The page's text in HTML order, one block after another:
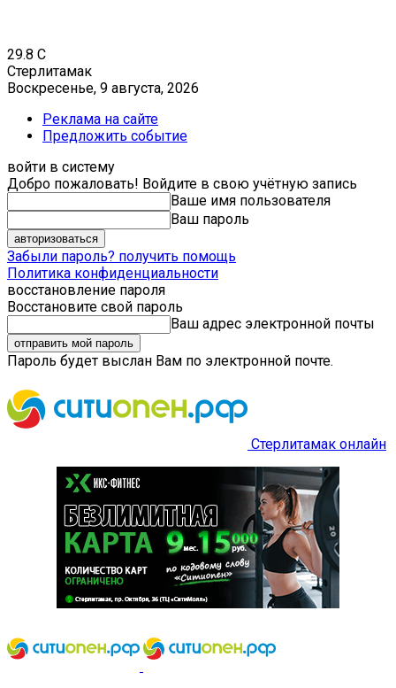
29.8 C
Стерлитамак
Воскресенье, 9 августа, 2026
Реклама на сайте
Предложить событие
войти в систему
Добро пожаловать! Войдите в свою учётную запись
Ваше имя пользователя
Ваш пароль
Забыли пароль? получить помощь
Политика конфиденциальности
восстановление пароля
Восстановите свой пароль
Ваш адрес электронной почты
Пароль будет выслан Вам по электронной почте.
Стерлитамак онлайн